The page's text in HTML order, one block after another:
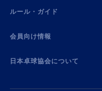
ルール・ガイド
会員向け情報
日本卓球協会について